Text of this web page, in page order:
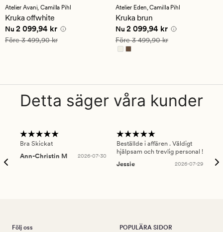
med
ett
genomsnittligt
betyg
på
1
Atelier Avani,Camilla Pihl
Kruka offwhite
Nuvarande pris 2 099,94 kr
Nu 2 099,94 kr
Ordinarie pris 3 499,90 kr
Före3 499,90 kr
med
ett
genomsnittligt
betyg
på
5
Atelier Eden,Camilla Pihl
Kruka brun
Nuvarande pris 2 099,94 kr
Nu 2 099,94 kr
Ordinarie pris 3 499,90 kr
Före3 499,90 kr
Detta säger våra kunder
Bra Skickat
Ann-Christin M
2026-07-30
Beställde i affären . Väldigt
hjälpsam och trevlig personal !
Jessie
2026-07-29
Följ oss POPULÄRA SIDOR